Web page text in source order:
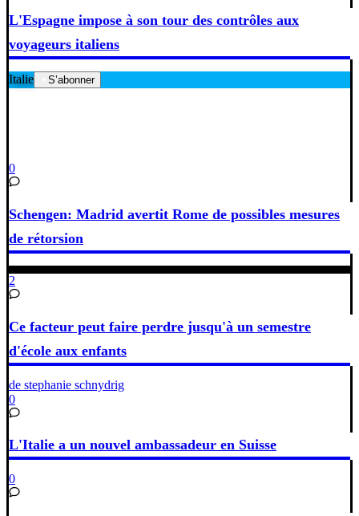
L'Espagne impose à son tour des contrôles aux
voyageurs italiens
Italie S’abonner
0
Schengen: Madrid avertit Rome de possibles mesures
de rétorsion
2
Ce facteur peut faire perdre jusqu'à un semestre
d'école aux enfants
de stephanie schnydrig
0
L'Italie a un nouvel ambassadeur en Suisse
0